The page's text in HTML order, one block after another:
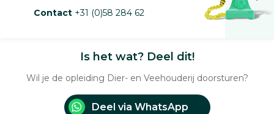
Contact +31 (0)58 284 62
Is het wat? Deel dit!
Wil je de opleiding Dier- en Veehouderij doorsturen?
Deel via WhatsApp